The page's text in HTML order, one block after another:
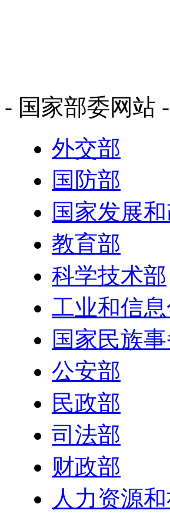
- 国家部委网站 -
外交部
国防部
国家发展
教育部
科学技术部
工业和信
国家民族
公安部
民政部
司法部
财政部
人力资源